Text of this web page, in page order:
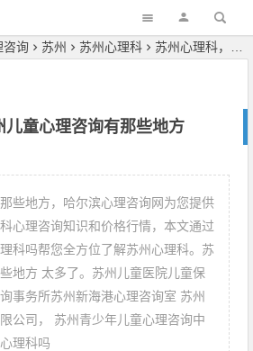
咨询 苏州 苏州心理科 苏州心理科，苏州儿童心理咨询有那些地方
儿童心理咨询有那些地方
些地方，哈尔滨心理咨询网为您提供
心理咨询知识和价格行情，本文通过
科吗帮您全方位了解苏州心理科。苏
地方 太多了。苏州儿童医院儿童保
事务所苏州新海港心理咨询室 苏州
公司， 苏州青少年儿童心理咨询中
理科吗